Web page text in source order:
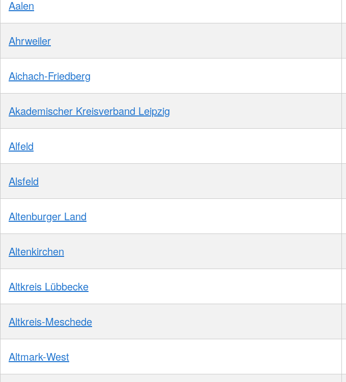
Aalen
Ahrweiler
Aichach-Friedberg
Akademischer Kreisverband Leipzig
Alfeld
Alsfeld
Altenburger Land
Altenkirchen
Altkreis Lübbecke
Altkreis-Meschede
Altmark-West